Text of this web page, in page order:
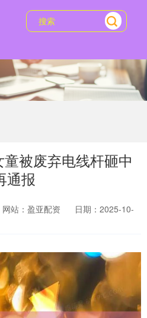
被废弃电线杆砸中
通报
网站：盈亚配资
日期：2025-10-